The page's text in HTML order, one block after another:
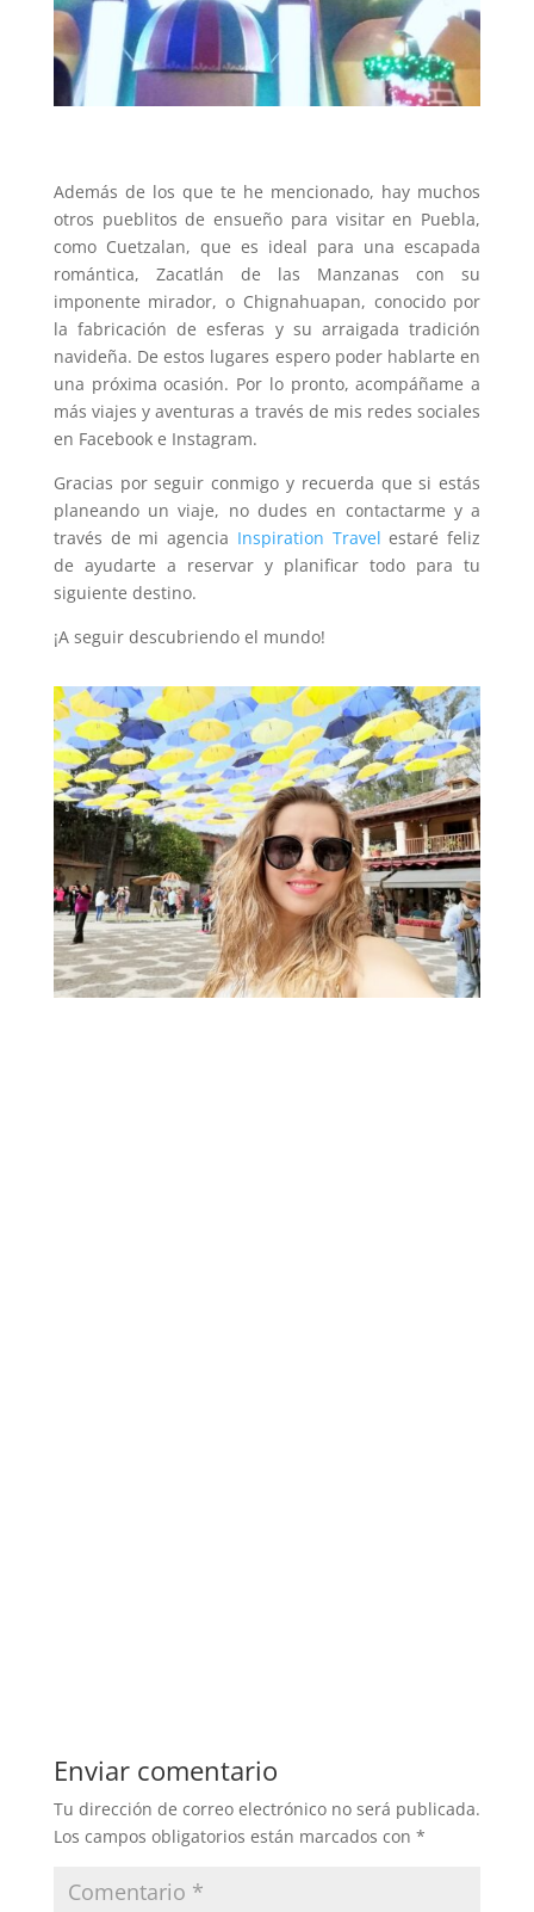
Además de los que te he mencionado, hay muchos
otros pueblitos de ensueño para visitar en Puebla,
como Cuetzalan, que es ideal para una escapada
romántica, Zacatlán de las Manzanas con su
imponente mirador, o Chignahuapan, conocido por
la fabricación de esferas y su arraigada tradición
navideña. De estos lugares espero poder hablarte en
una próxima ocasión. Por lo pronto, acompáñame a
más viajes y aventuras a través de mis redes sociales
en Facebook e Instagram.
Gracias por seguir conmigo y recuerda que si estás
planeando un viaje, no dudes en contactarme y a
través de mi agencia Inspiration Travel estaré feliz
de ayudarte a reservar y planificar todo para tu
siguiente destino.
¡A seguir descubriendo el mundo!
Enviar comentario
Tu dirección de correo electrónico no será publicada.
Los campos obligatorios están marcados con *